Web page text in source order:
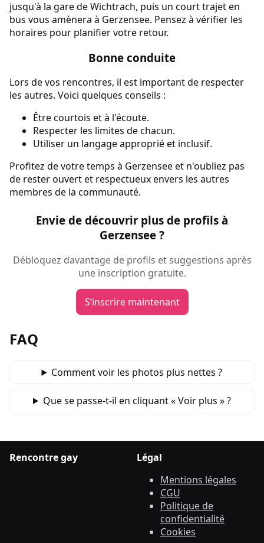
jusqu'à la gare de Wichtrach, puis un court trajet en
bus vous amènera à Gerzensee. Pensez à vérifier les
horaires pour planifier votre retour.
Bonne conduite
Lors de vos rencontres, il est important de respecter
les autres. Voici quelques conseils :
Être courtois et à l'écoute.
Respecter les limites de chacun.
Utiliser un langage approprié et inclusif.
Profitez de votre temps à Gerzensee et n'oubliez pas
de rester ouvert et respectueux envers les autres
membres de la communauté.
Envie de découvrir plus de profils à
Gerzensee ?
Débloquez davantage de profils et suggestions après
une inscription gratuite.
S’inscrire maintenant
FAQ
Comment voir les photos plus nettes ?
Que se passe‑t‑il en cliquant « Voir plus » ?
Rencontre gay
Légal
Mentions légales
CGU
Politique de
confidentialité
Cookies